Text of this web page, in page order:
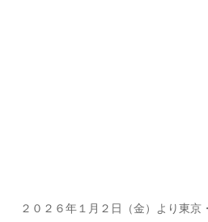
２０２６年１月２日（金）より東京